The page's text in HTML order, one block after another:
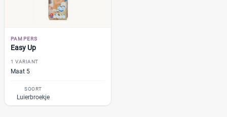
Webshop
Amazon
BigGreenSmile
Bol
▼ +9 meer
PAMPERS
Easy Up
1 VARIANT
Maat 5
SOORT
Luierbroekje